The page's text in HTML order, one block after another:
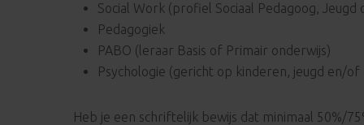
Social Work (profiel Sociaal Pedagoog,
Pedagogiek
PABO (leraar Basis of Primair onderwijs)
Psychologie (gericht op kinderen, jeugd en/of
Heb je een schriftelijk bewijs dat minimaal 50%/